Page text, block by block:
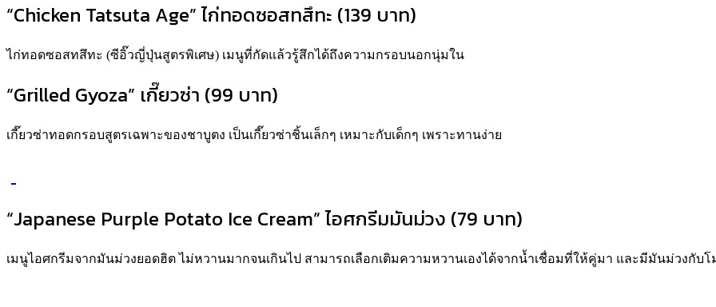
“Chicken Tatsuta Age” ไก่ทอดซอสทสึทะ (139 บาท)
ไก่ทอดซอสทสึทะ (ซีอิ๊วญี่ปุ่นสูตรพิเศษ) เมนูที่กัดแล้วรู้สึกได้ถึงความกรอบนอกนุ่มใน
“Grilled Gyoza” เกี๊ยวซ่า (99 บาท)
เกี๊ยวซ่าทอดกรอบสูตรเฉพาะของชาบูตง เป็นเกี๊ยวซ่าชิ้นเล็กๆ เหมาะกับเด็กๆ เพราะทานง่าย
“Japanese Purple Potato Ice Cream” ไอศกรีมมันม่วง (79 บาท)
เมนูไอศกรีมจากมันม่วงยอดฮิต ไม่หวานมากจนเกินไป สามารถเลือกเติมความหวานเองได้จากน้ำเชื่อมที่ให้คู่มา และมีมันม่วงกับ